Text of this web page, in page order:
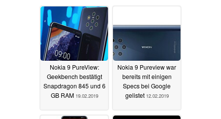
Nokia 9 PureView:
Geekbench bestätigt
Snapdragon 845 und 6
GB RAM 19.02.2019
Nokia 9 Pureview war
bereits mit einigen
Specs bei Google
gelistet 12.02.2019